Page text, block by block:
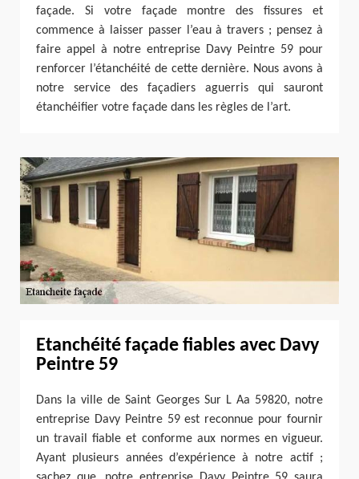
façade. Si votre façade montre des fissures et
commence à laisser passer l’eau à travers ; pensez à
faire appel à notre entreprise Davy Peintre 59 pour
renforcer l’étanchéité de cette dernière. Nous avons à
notre service des façadiers aguerris qui sauront
étanchéifier votre façade dans les règles de l’art.
Etanchéité façade fiables avec Davy
Peintre 59
Dans la ville de Saint Georges Sur L Aa 59820, notre
entreprise Davy Peintre 59 est reconnue pour fournir
un travail fiable et conforme aux normes en vigueur.
Ayant plusieurs années d’expérience à notre actif ;